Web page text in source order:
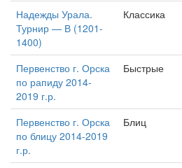
Надежды Урала.
Турнир — В (1201-
1400)
Классика
Первенство г. Орска
по рапиду 2014-
2019 г.р.
Быстрые
Первенство г. Орска
по блицу 2014-2019
г.р.
Блиц